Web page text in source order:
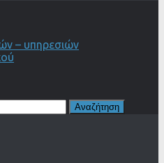
– υπηρεσιών